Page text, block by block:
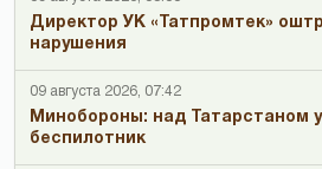
Директор УК «Татпромтек»
нарушения
09 августа 2026, 07:42
Минобороны: над Татарстаном
беспилотник